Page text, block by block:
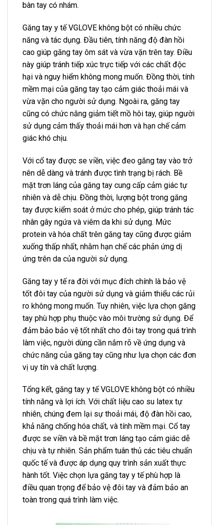
bàn tay có nhám.
Găng tay y tế VGLOVE không bột có nhiều chức
năng và tác dụng. Đầu tiên, tính năng độ đàn hồi
cao giúp găng tay ôm sát và vừa vặn trên tay. Điều
này giúp tránh tiếp xúc trực tiếp với các chất độc
hại và nguy hiểm không mong muốn. Đồng thời, tính
mềm mại của găng tay tạo cảm giác thoải mái và
vừa vặn cho người sử dụng. Ngoài ra, găng tay
cũng có chức năng giảm tiết mồ hôi tay, giúp người
sử dụng cảm thấy thoải mái hơn và hạn chế cảm
giác khó chịu.
Với cổ tay được se viền, việc đeo găng tay vào trở
nên dễ dàng và tránh được tình trạng bị rách. Bề
mặt trơn láng của găng tay cung cấp cảm giác tự
nhiên và dễ chịu. Đồng thời, lượng bột trong găng
tay được kiểm soát ở mức cho phép, giúp tránh tác
nhân gây ngứa và viêm da khi sử dụng. Mức
protein và hóa chất trên găng tay cũng được giảm
xuống thấp nhất, nhằm hạn chế các phản ứng dị
ứng trên da của người sử dụng.
Găng tay y tế ra đời với mục đích chính là bảo vệ
tốt đôi tay của người sử dụng và giảm thiểu các rủi
ro không mong muốn. Tuy nhiên, việc lựa chọn găng
tay phù hợp phụ thuộc vào môi trường sử dụng. Để
đảm bảo bảo vệ tốt nhất cho đôi tay trong quá trình
làm việc, người dùng cần nắm rõ về ứng dụng và
chức năng của găng tay cũng như lựa chọn các đơn
vị uy tín và chất lượng.
Tổng kết, găng tay y tế VGLOVE không bột có nhiều
tính năng và lợi ích. Với chất liệu cao su latex tự
nhiên, chúng đem lại sự thoải mái, độ đàn hồi cao,
khả năng chống hóa chất, và tính mềm mại. Cổ tay
được se viền và bề mặt trơn láng tạo cảm giác dễ
chịu và tự nhiên. Sản phẩm tuân thủ các tiêu chuẩn
quốc tế và được áp dụng quy trình sản xuất thực
hành tốt. Việc chọn lựa găng tay y tế phù hợp là
điều quan trọng để bảo vệ đôi tay và đảm bảo an
toàn trong quá trình làm việc.